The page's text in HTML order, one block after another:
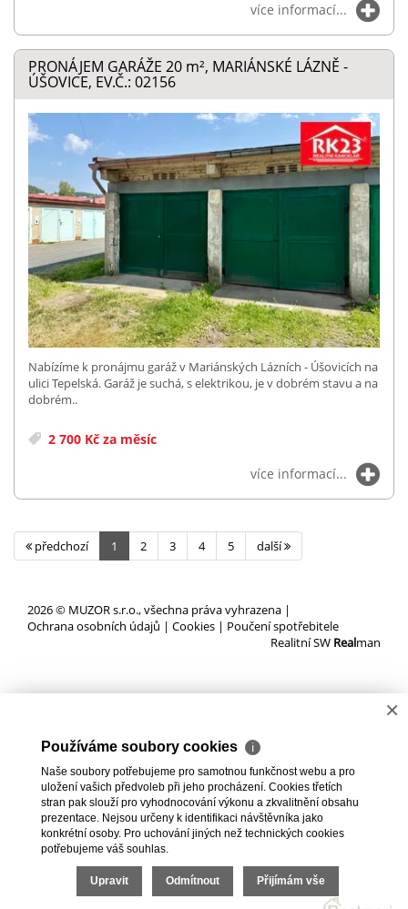
více informací...
PRONÁJEM GARÁŽE 20 m², MARIÁNSKÉ LÁZNĚ -
ÚŠOVICE, EV.Č.: 02156
Nabízíme k pronájmu garáž v Mariánských Lázních - Úšovicích na
ulici Tepelská. Garáž je suchá, s elektrikou, je v dobrém stavu a na
dobrém..
2 700 Kč za měsíc
více informací...
předchozí 1 2 3 4 5 další
2026 © MUZOR s.r.o., všechna práva vyhrazena |
Ochrana osobních údajů | Cookies | Poučení spotřebitele
Realitní SW Realman
×
Používáme soubory cookies ℹ
Naše soubory potřebujeme pro samotnou funkčnost webu a pro
uložení vašich předvoleb při jeho procházení. Cookies třetích
stran pak slouží pro vyhodnocování výkonu a zkvalitnění obsahu
prezentace. Nejsou určeny k identifikaci návštěvníka jako
konkrétní osoby. Pro uchování jiných než technických cookies
potřebujeme váš souhlas.
Upravit Odmítnout Přijímám vše